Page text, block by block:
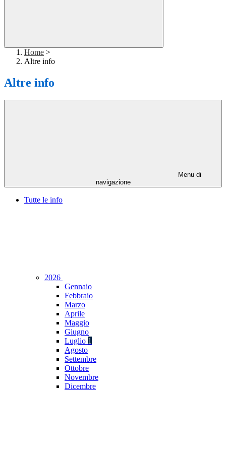
Home >
Altre info
Altre info
Menu di
navigazione
Tutte le info
2026
Gennaio
Febbraio
Marzo
Aprile
Maggio
Giugno
Luglio 1
Agosto
Settembre
Ottobre
Novembre
Dicembre